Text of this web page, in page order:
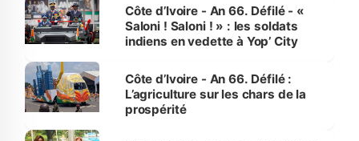
Côte d’Ivoire - An 66. Défilé - «
Saloni ! Saloni ! » : les soldats
indiens en vedette à Yop’ City
Côte d’Ivoire - An 66. Défilé :
L’agriculture sur les chars de la
prospérité